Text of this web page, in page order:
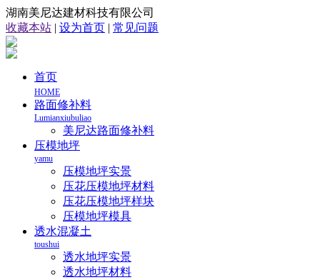
湖南美尼达建材科技有限公司
收藏本站 | 设为首页 | 常见问题
首页
HOME
路面修补料
Lumianxiubuliao
美尼达路面修补料
压模地坪
yamu
压模地坪实景
压花压模地坪材料
压花压模地坪样块
压模地坪模具
透水混凝土
toushui
透水地坪实景
透水地坪材料